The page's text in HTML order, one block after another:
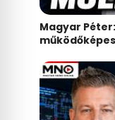
Magyar